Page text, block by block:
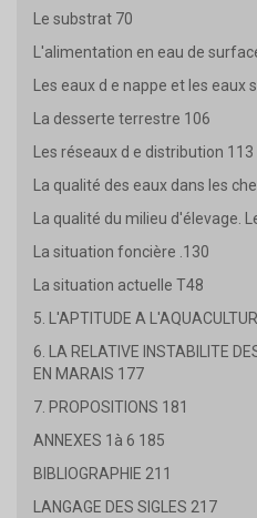
Le substrat 70
L'alimentation en eau de
Les eaux d e nappe et les eaux
La desserte terrestre 106
Les réseaux d e distribution 113
La qualité des eaux dans les
La qualité du milieu d'élevage.
La situation foncière .130
La situation actuelle T48
5. L'APTITUDE A
6. LA RELATIVE INSTABILITE
EN MARAIS 177
7. PROPOSITIONS 181
ANNEXES 1à 6 185
BIBLIOGRAPHIE 211
LANGAGE DES SIGLES 217